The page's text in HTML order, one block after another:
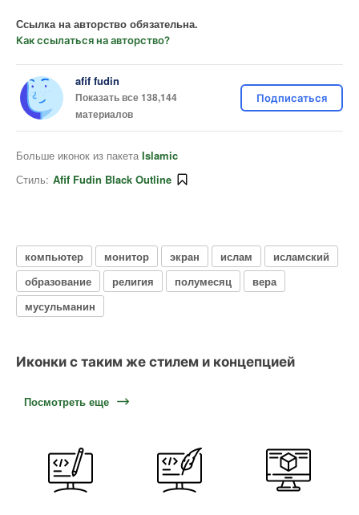
Ссылка на авторство обязательна.
Как ссылаться на авторство?
afif fudin
Показать все 138,144
материалов
Подписаться
Больше иконок из пакета Islamic
Стиль: Afif Fudin Black Outline
компьютер монитор экран ислам
исламский
образование
религия полумесяц
вера
мусульманин
Иконки с таким же стилем и концепцией
Посмотреть еще